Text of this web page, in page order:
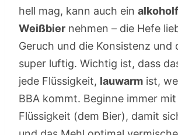
hell mag, kann auch ein
Weißbier nehmen – die Hefe
Geruch und die Konsistenz und
super luftig. Wichtig ist, dass
jede Flüssigkeit, lauwarm ist,
BBA kommt. Beginne immer
Flüssigkeit (dem Bier), damit